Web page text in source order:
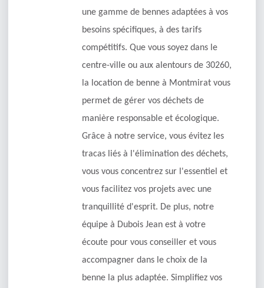
une gamme de bennes adaptées à vos
besoins spécifiques, à des tarifs
compétitifs. Que vous soyez dans le
centre-ville ou aux alentours de 30260,
la location de benne à Montmirat vous
permet de gérer vos déchets de
manière responsable et écologique.
Grâce à notre service, vous évitez les
tracas liés à l'élimination des déchets,
vous vous concentrez sur l'essentiel et
vous facilitez vos projets avec une
tranquillité d'esprit. De plus, notre
équipe à Dubois Jean est à votre
écoute pour vous conseiller et vous
accompagner dans le choix de la
benne la plus adaptée. Simplifiez vos